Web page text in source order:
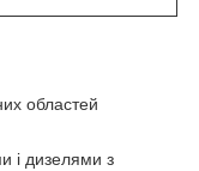
областей
і дизелями з